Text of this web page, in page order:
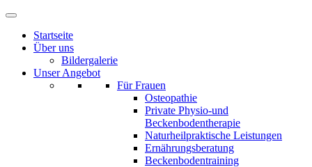
Startseite
Über uns
Bildergalerie
Unser Angebot
Für Frauen
Osteopathie
Private Physio-und
Beckenbodentherapie
Naturheilpraktische Leistungen
Ernährungsberatung
Beckenbodentraining